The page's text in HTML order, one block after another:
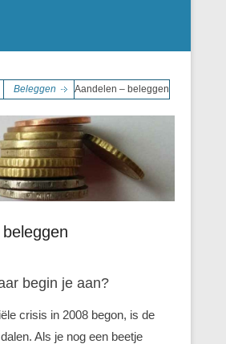
Beleggen Aandelen – beleggen
begin je aan?
crisis in 2008 begon, is de
Als je nog een beetje